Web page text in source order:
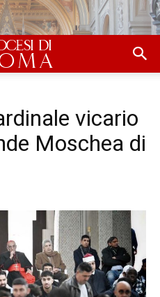
vicario
Moschea di